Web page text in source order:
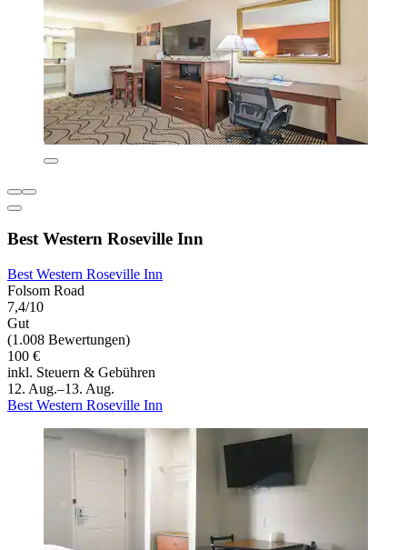
Best Western Roseville Inn
Best Western Roseville Inn
Folsom Road
7,4/10
Gut
(1.008 Bewertungen)
100 €
inkl. Steuern & Gebühren
12. Aug.–13. Aug.
Best Western Roseville Inn